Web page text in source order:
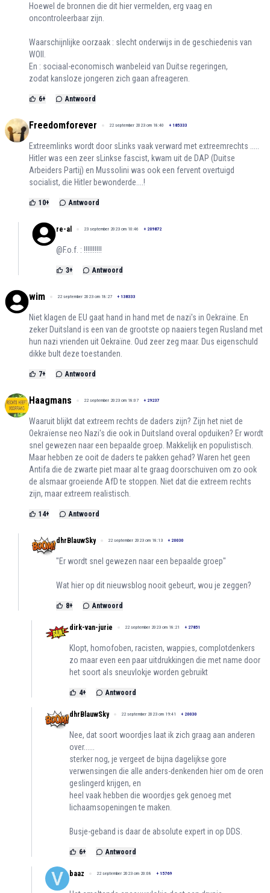
Hoewel de bronnen die dit hier vermelden, erg vaag en
oncontroleerbaar zijn.
Waarschijnlijke oorzaak : slecht onderwijs in de geschiedenis van
WOII.
En : sociaal-economisch wanbeleid van Duitse regeringen,
zodat kansloze jongeren zich gaan afreageren.
6+ Antwoord
Freedomforever 22 september 2023 om 18:40 + 185333
Extreemlinks wordt door sLinks vaak verward met extreemrechts .....
Hitler was een zeer sLinkse fascist, kwam uit de DAP (Duitse
Arbeiders Partij) en Mussolini was ook een fervent overtuigd
socialist, die Hitler bewonderde....!
10+ Antwoord
re-al 23 september 2023 om 10:46 + 209872
@F.o.f. : !!!!!!!!!!
3+ Antwoord
wim 22 september 2023 om 18:27 + 138333
Niet klagen de EU gaat hand in hand met de nazi's in Oekraïne. En
zeker Duitsland is een van de grootste op naaiers tegen Rusland met
hun nazi vrienden uit Oekraïne. Oud zeer zeg maar. Dus eigenschuld
dikke bult deze toestanden.
7+ Antwoord
Haagmans 22 september 2023 om 18:07 + 29237
Waaruit blijkt dat extreem rechts de daders zijn? Zijn het niet de
Oekraïense neo Nazi's die ook in Duitsland overal opduiken? Er wordt
snel gewezen naar een bepaalde groep. Makkelijk en populistisch.
Maar hebben ze ooit de daders te pakken gehad? Waren het geen
Antifa die de zwarte piet maar al te graag doorschuiven om zo ook
de alsmaar groeiende AfD te stoppen. Niet dat die extreem rechts
zijn, maar extreem realistisch.
14+ Antwoord
dhrBlauwSky 22 september 2023 om 18:13 + 20030
"Er wordt snel gewezen naar een bepaalde groep"
Wat hier op dit nieuwsblog nooit gebeurt, wou je zeggen?
8+ Antwoord
dirk-van-jurie 22 september 2023 om 18:21 + 27851
Klopt, homofoben, racisten, wappies, complotdenkers
zo maar even een paar uitdrukkingen die met name door
het soort als sneuvlokje worden gebruikt
4+ Antwoord
dhrBlauwSky 22 september 2023 om 19:41 + 20030
Nee, dat soort woordjes laat ik zich graag aan anderen
over......
sterker nog, je vergeet de bijna dagelijkse gore
verwensingen die alle anders-denkenden hier om de oren
geslingerd krijgen, en
heel vaak hebben die woordjes gek genoeg met
lichaamsopeningen te maken.
Busje-geband is daar de absolute expert in op DDS.
6+ Antwoord
baaz 22 september 2023 om 20:08 + 15769